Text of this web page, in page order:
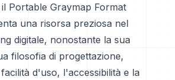
Portable Graymap Format
una risorsa preziosa nel
digitale, nonostante la sua
filosofia di progettazione,
d'uso, l'accessibilità e la